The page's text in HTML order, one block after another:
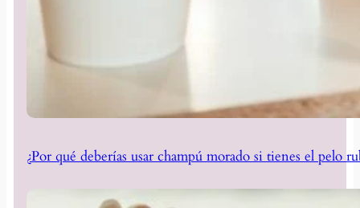
¿Por qué deberías usar champú morado si tienes el pelo